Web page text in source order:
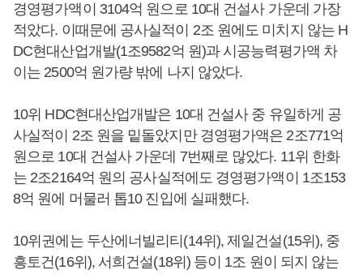
경영평가액이 3104억 원으로 10대 건설사 가운데 가장
적았다. 이때문에 공사실적이 2조 원에도 미치지 않는 H
DC현대산업개발(1조9582억 원)과 시공능력평가액 차
이는 2500억 원가량 밖에 나지 않았다.
10위 HDC현대산업개발은 10대 건설사 중 유일하게 공
사실적이 2조 원을 밑돌았지만 경영평가액은 2조771억
원으로 10대 건설사 가운데 7번째로 많았다. 11위 한화
는 2조2164억 원의 공사실적에도 경영평가액이 1조153
8억 원에 머물러 톱10 진입에 실패했다.
10위권에는 두산에너빌리티(14위), 제일건설(15위), 중
흥토건(16위), 서희건설(18위) 등이 1조 원이 되지 않는